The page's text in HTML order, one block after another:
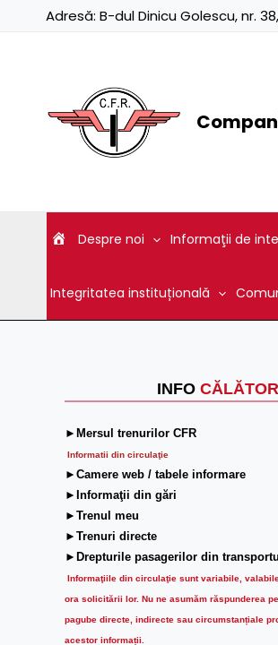
Adresă: B-dul Dinicu Golescu, nr.
Despre noi Informaţii de
Integritatea instituțională
INFO
►Mersul trenurilor CFR
Informatii din circulaţie
►Camere web / tabele informare
►Informaţii din gări
►Trenul meu
►Trenuri directe
►Drepturile pasagerilor din
Informaţiile din circulaţie sunt variabile,
ora solicitării lor. Nu ne asumăm răspunderea
pagube directe, indirecte sau circumstanțiale
acestor informații.